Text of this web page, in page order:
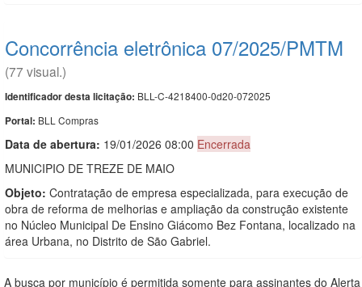
Concorrência eletrônica 07/2025/PMTM
(77 visual.)
Identificador desta licitação: BLL-C-4218400-0d20-072025
Portal: BLL Compras
Data de abertura: 19/01/2026 08:00 Encerrada
MUNICIPIO DE TREZE DE MAIO
Objeto: Contratação de empresa especializada, para execução de
obra de reforma de melhorias e ampliação da construção existente
no Núcleo Municipal De Ensino Giácomo Bez Fontana, localizado na
área Urbana, no Distrito de São Gabriel.
A busca por município é permitida somente para assinantes do Alerta